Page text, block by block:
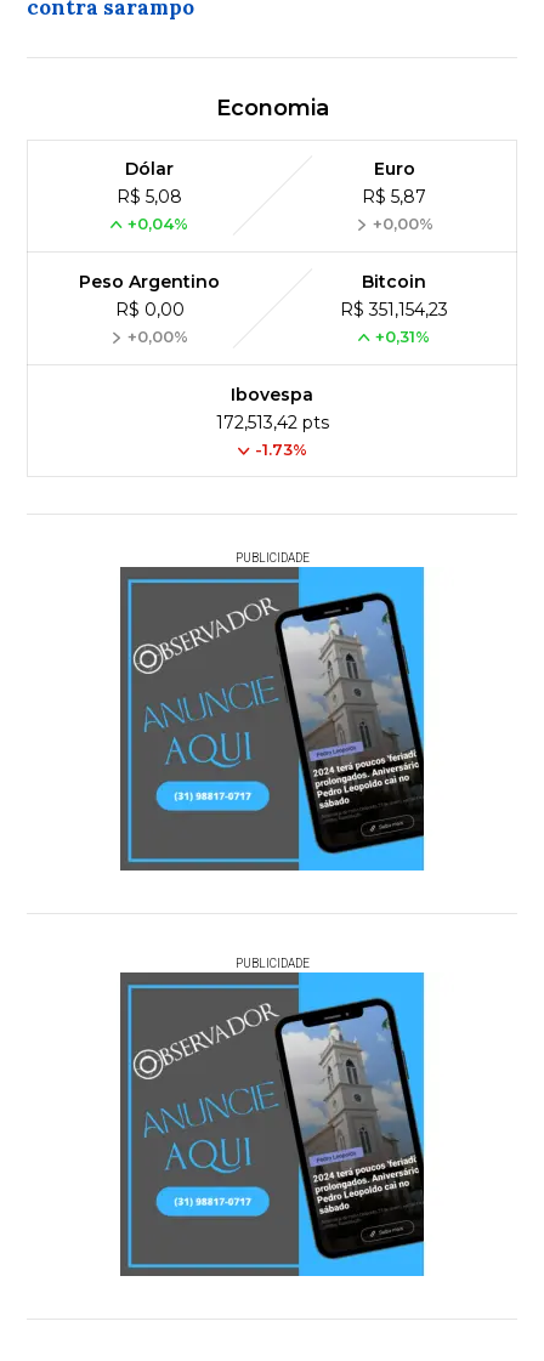
contra sarampo
Economia
Dólar
R$ 5,08
+0,04%
Euro
R$ 5,87
+0,00%
Peso Argentino
R$ 0,00
+0,00%
Bitcoin
R$ 351,154,23
+0,31%
Ibovespa
172,513,42 pts
-1.73%
PUBLICIDADE
PUBLICIDADE